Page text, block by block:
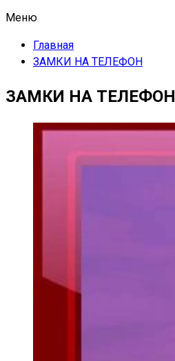
Меню
Главная
ЗАМКИ НА ТЕЛЕФОН
ЗАМКИ НА ТЕЛЕФОН